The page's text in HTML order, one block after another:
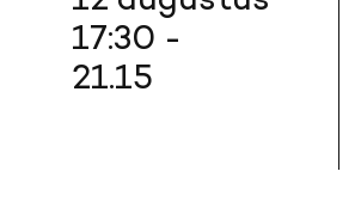
17:30 -
21.15